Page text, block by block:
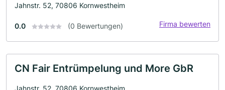
Jahnstr. 52, 70806 Kornwestheim
0.0 (0 Bewertungen) Firma bewerten
CN Fair Entrümpelung und More GbR
Jahnstr. 52, 70806 Kornwestheim